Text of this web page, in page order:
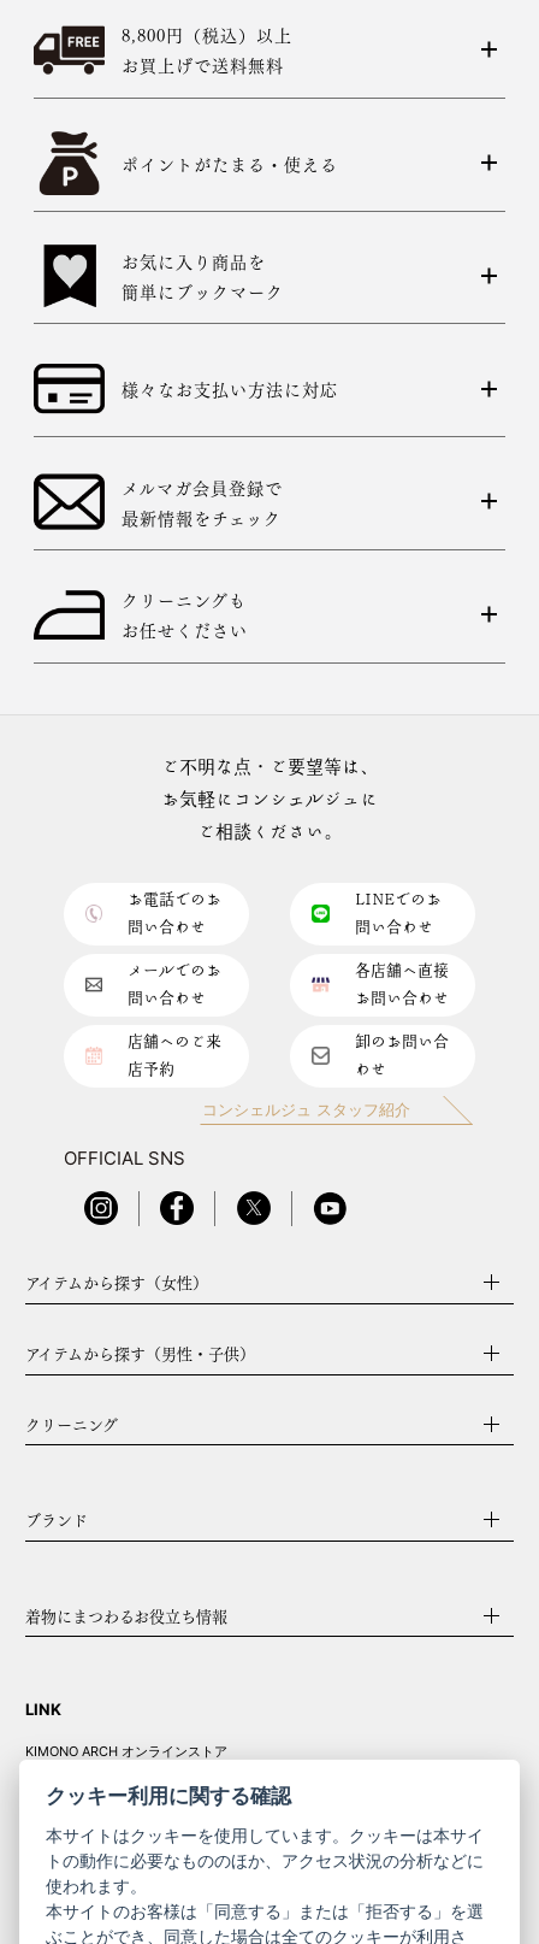
8,800円（税込）以上
お買上げで送料無料
ポイントがたまる・使える
お気に入り商品を
簡単にブックマーク
様々なお支払い方法に対応
メルマガ会員登録で
最新情報をチェック
クリーニングも
お任せください
ご不明な点・ご要望等は、
お気軽にコンシェルジュに
ご相談ください。
お電話でのお
問い合わせ
LINEでのお
問い合わせ
メールでのお
問い合わせ
各店舗へ直接
お問い合わせ
店舗へのご来
店予約
卸のお問い合
わせ
コンシェルジュ スタッフ紹介
OFFICIAL SNS
アイテムから探す（女性）
アイテムから探す（男性・子供）
クリーニング
ブランド
着物にまつわるお役立ち情報
LINK
KIMONO ARCH オンラインストア
コーポレート
きものやまと振
袖
クッキー利用に関する確認
本サイトはクッキーを使用しています。クッキーは本サイ
トの動作に必要なもののほか、アクセス状況の分析などに
使われます。
本サイトのお客様は「同意する」または「拒否する」を選
ぶことができ、同意した場合は全てのクッキーが利用さ